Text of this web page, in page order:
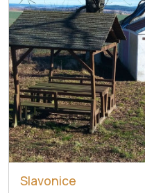
Slavonice